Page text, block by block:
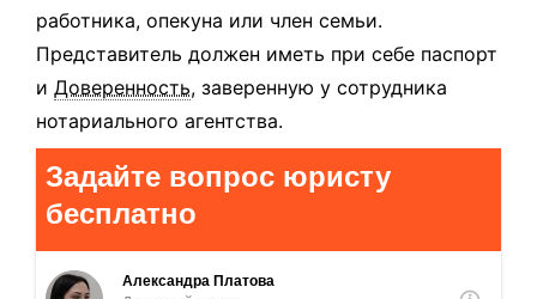
работника, опекуна или член семьи.
Представитель должен иметь при себе паспорт
и Доверенность, заверенную у сотрудника
нотариального агентства.